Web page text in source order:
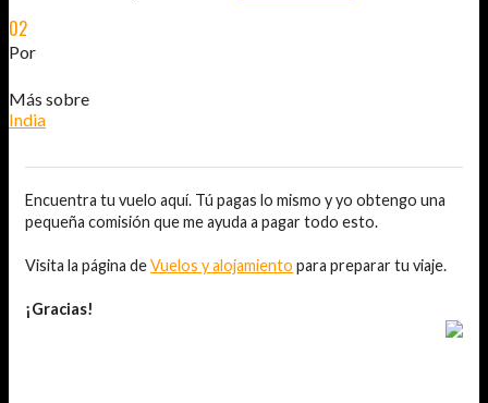
02
Por
Más sobre
India
Encuentra tu vuelo aquí. Tú pagas lo mismo y yo obtengo una
pequeña comisión que me ayuda a pagar todo esto.
Visita la página deVuelos y alojamiento para preparar tu viaje.
¡Gracias!